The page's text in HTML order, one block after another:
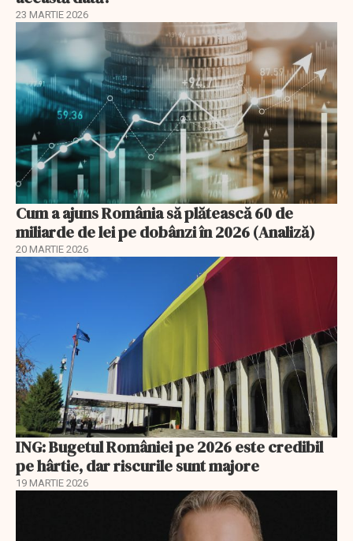
23 MARTIE 2026
Cum a ajuns România să plătească 60 de
miliarde de lei pe dobânzi în 2026 (Analiză)
20 MARTIE 2026
ING: Bugetul României pe 2026 este credibil
pe hârtie, dar riscurile sunt majore
19 MARTIE 2026